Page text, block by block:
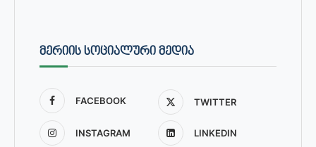
ᲛᲔᲠᲘᲘᲡ ᲡᲝᲪᲘᲐᲚᲣᲠᲘ ᲛᲔᲓᲘᲐ
FACEBOOK TWITTER
INSTAGRAM LINKEDIN